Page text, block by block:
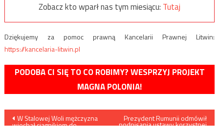
Zobacz kto wparł nas tym miesiącu: Tutaj
Dziękujemy za pomoc prawną Kancelarii Prawnej Litwin:
https://kancelaria-litwin.pl
PODOBA CI SIĘ TO CO ROBIMY? WESPRZYJ PROJEKT
MAGNA POLONIA!
Nawigacja
W Stalowej Woli mężczyzna
wjechał ciągnikiem do
Prezydent Rumunii odmówił
podpisania ustawy korzystnej